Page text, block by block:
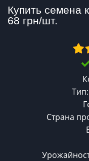
Купить семена
68 грн/шт.
Тип:
Страна